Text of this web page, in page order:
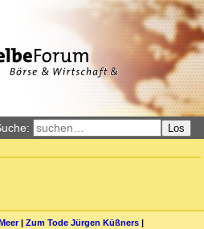
Los
| Zum Tode Jürgen Küßners |